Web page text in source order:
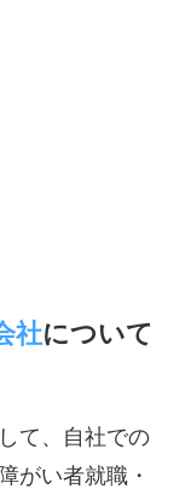
社について
て、自社での
がい者就職・